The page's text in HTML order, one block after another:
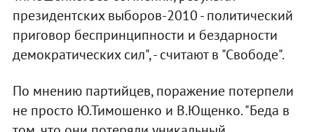
президентских выборов-2010 - политический
приговор беспринципности и бездарности
демократических сил", - считают в "Свободе".
По мнению партийцев, поражение потерпели
не просто Ю.Тимошенко и В.Ющенко. "Беда в